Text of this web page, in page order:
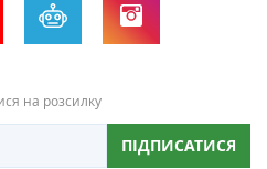
на розсилку
ПІДПИСАТИСЯ